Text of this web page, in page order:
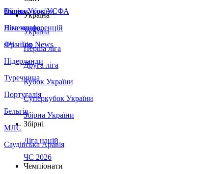
Збірна України
Італія
Німеччина
Франція
Нідерланди
Туреччина
Португалія
Бельгія
МЛС
Саудівська Аравія
Суперкубок УЄФА
Ліга конференцій
ЛЧ - Top News
Україна
Україна
Перша ліга
Друга ліга
Кубок України
Суперкубок України
Збірна України
Збірні
Ліга націй
ЧС 2026
Чемпіонати